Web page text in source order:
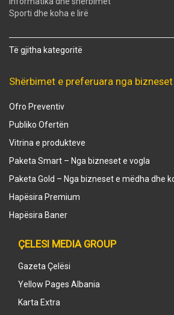
Sporti dhe koha e lirë
Të gjitha kategoritë
Shërbimet e preferuara nga bizneset
Ofro Preventiv
Publiko Ofertën
Vitrina e produkteve
Paketa Smart – Nga bizneset e vogla
Paketa Gold – Nga bizneset e mëdha dhe
Hapësira Premium
Hapësira Baner
ÇELESI MEDIA GROUP
Gazeta Çelësi
Yellow Pages Albania
Karta Extra